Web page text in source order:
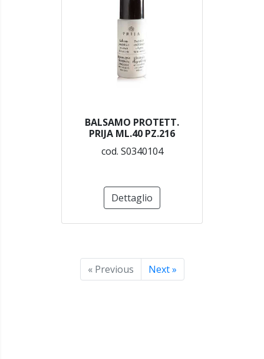
BALSAMO PROTETT.
PRIJA ML.40 PZ.216
cod. S0340104
Dettaglio
« Previous Next »